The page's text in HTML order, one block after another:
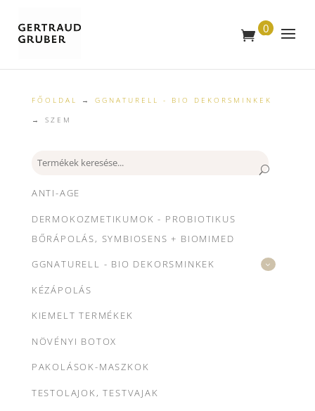
0
T
M
FŐOLDAL → GGNATURELL - BIO DEKORSMINKEK
→ SZEM
Keresés
ANTI-AGE
DERMOKOZMETIKUMOK - PROBIOTIKUS
BŐRÁPOLÁS, SYMBIOSENS + BIOMIMED
GGNATURELL - BIO DEKORSMINKEK
KÉZÁPOLÁS
KIEMELT TERMÉKEK
NÖVÉNYI BOTOX
PAKOLÁSOK-MASZKOK
TESTOLAJOK, TESTVAJAK